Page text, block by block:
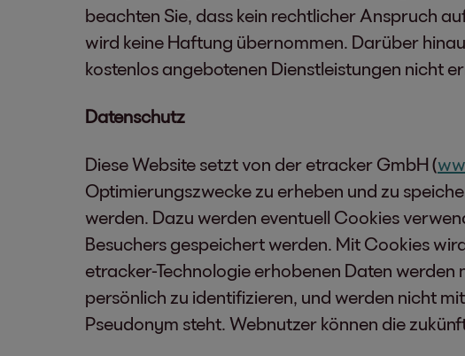
beachten Sie, dass kein rechtlicher Anspruch
wird keine Haftung übernommen. Darüber
kostenlos angebotenen Dienstleistungen nicht
Datenschutz
Diese Website setzt von der etracker GmbH (
Optimierungszwecke zu erheben und zu
werden. Dazu werden eventuell Cookies
Besuchers gespeichert werden. Mit Cookies
etracker-Technologie erhobenen Daten
persönlich zu identifizieren, und werden nicht
Pseudonym steht. Webnutzer können die